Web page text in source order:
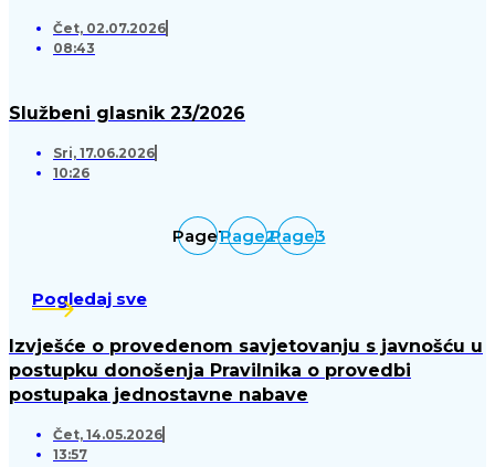
Čet, 02.07.2026
08:43
Službeni glasnik 23/2026
Sri, 17.06.2026
10:26
Page1Page2Page3
Pogledaj sve
Izvješće o provedenom savjetovanju s javnošću u
postupku donošenja Pravilnika o provedbi
postupaka jednostavne nabave
Čet, 14.05.2026
13:57